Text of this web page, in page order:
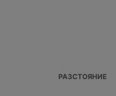
РАЗСТОЯНИЕ